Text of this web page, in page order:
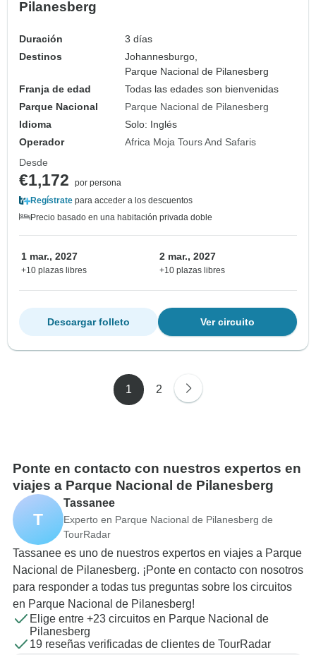
Pilanesberg
Duración
3 días
Destinos
Johannesburgo,
Parque Nacional de Pilanesberg
Franja de edad
Todas las edades son bienvenidas
Parque Nacional
Parque Nacional de Pilanesberg
Idioma
Solo: Inglés
Operador
Africa Moja Tours And Safaris
Desde
€1,172
por persona
Regístrate para acceder a los descuentos
Precio basado en una habitación privada doble
1 mar., 2027
+10 plazas libres
2 mar., 2027
+10 plazas libres
Ver circuito
Descargar folleto
1 2
Ponte en contacto con nuestros expertos en
viajes a Parque Nacional de Pilanesberg
T
Tassanee
Experto en Parque Nacional de Pilanesberg de
TourRadar
Tassanee es uno de nuestros expertos en viajes a Parque
Nacional de Pilanesberg. ¡Ponte en contacto con nosotros
para responder a todas tus preguntas sobre los circuitos
en Parque Nacional de Pilanesberg!
Elige entre +23 circuitos en Parque Nacional de
Pilanesberg
19 reseñas verificadas de clientes de TourRadar